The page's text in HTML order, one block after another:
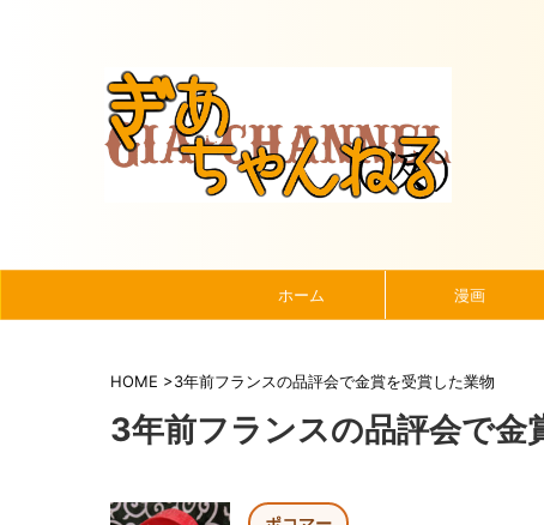
ホーム 漫画
HOME >3年前フランスの品評会で金賞を受賞した業物
3年前フランスの品評会で金